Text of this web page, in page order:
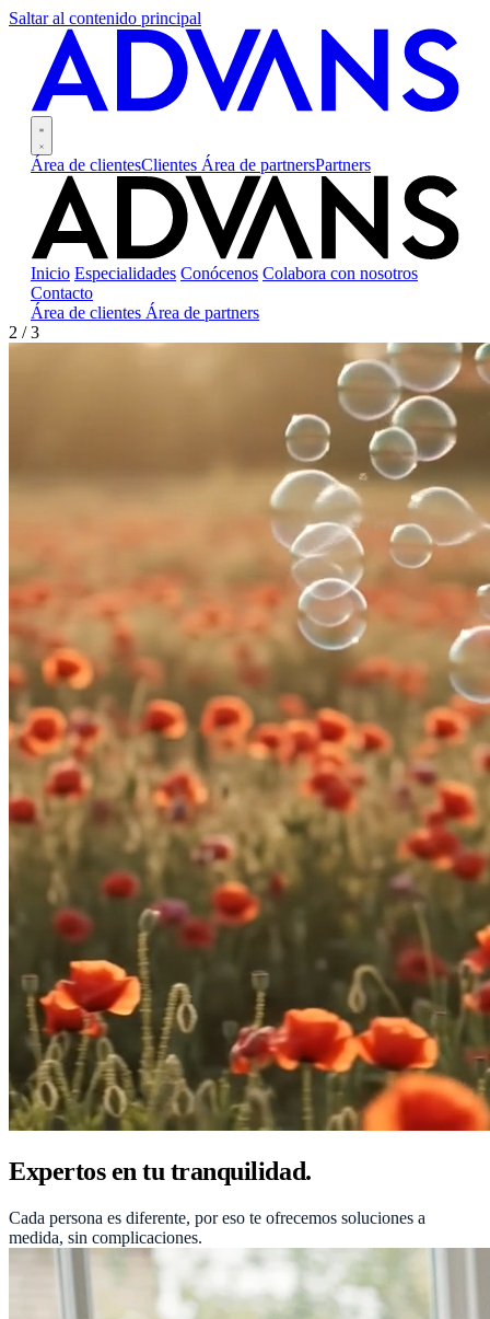
Saltar al contenido principal
Área de clientesClientes Área de partnersPartners
Inicio Especialidades Conócenos Colabora con nosotros
Contacto
Área de clientes Área de partners
3 / 3
Expertos en tu tranquilidad.
Cada persona es diferente, por eso te ofrecemos soluciones a
medida, sin complicaciones.